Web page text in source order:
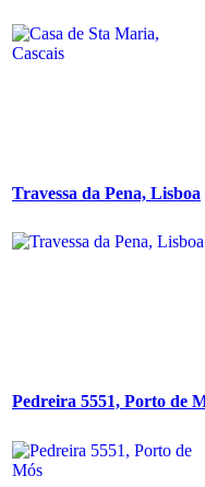
Travessa da Pena, Lisboa
Pedreira 5551, Porto de